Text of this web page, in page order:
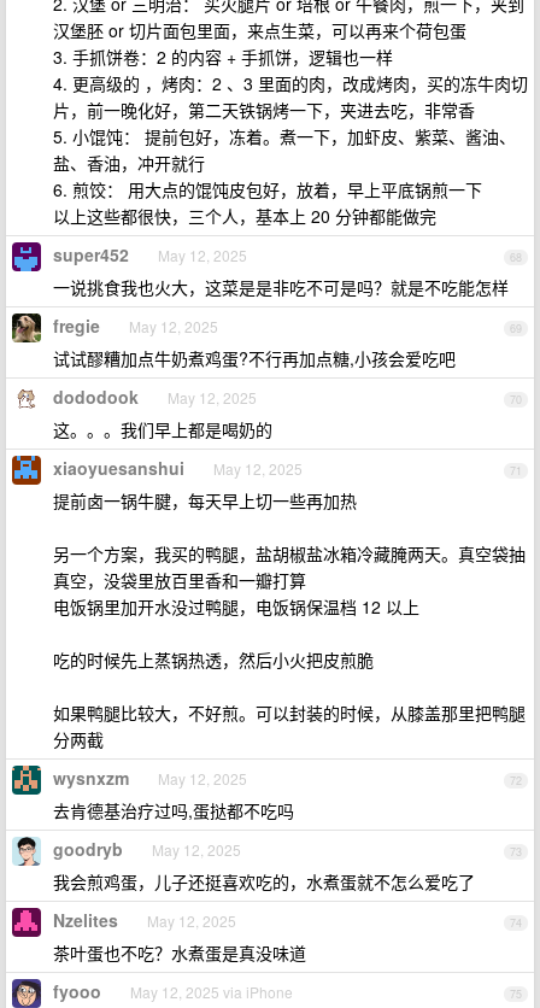
汉堡胚 or 切片面包里面，来点生菜，可以再来个荷包蛋
3. 手抓饼卷：2 的内容 + 手抓饼，逻辑也一样
4. 更高级的 ，烤肉：2 、3 里面的肉，改成烤肉，买的冻牛肉切
片，前一晚化好，第二天铁锅烤一下，夹进去吃，非常香
5. 小馄饨： 提前包好，冻着。煮一下，加虾皮、紫菜、酱油、
盐、香油，冲开就行
6. 煎饺： 用大点的馄饨皮包好，放着，早上平底锅煎一下
以上这些都很快，三个人，基本上 20 分钟都能做完
68
super452 May 12, 2025
一说挑食我也火大，这菜是是非吃不可是吗？就是不吃能怎样
69
fregie May 12, 2025
试试醪糟加点牛奶煮鸡蛋?不行再加点糖,小孩会爱吃吧
70
dododook May 12, 2025
这。。。我们早上都是喝奶的
71
xiaoyuesanshui May 12, 2025
提前卤一锅牛腱，每天早上切一些再加热
另一个方案，我买的鸭腿，盐胡椒盐冰箱冷藏腌两天。真空袋抽
真空，没袋里放百里香和一瓣打算
电饭锅里加开水没过鸭腿，电饭锅保温档 12 以上
吃的时候先上蒸锅热透，然后小火把皮煎脆
如果鸭腿比较大，不好煎。可以封装的时候，从膝盖那里把鸭腿
分两截
72
wysnxzm May 12, 2025
去肯德基治疗过吗,蛋挞都不吃吗
73
goodryb May 12, 2025
我会煎鸡蛋，儿子还挺喜欢吃的，水煮蛋就不怎么爱吃了
74
Nzelites May 12, 2025
茶叶蛋也不吃？水煮蛋是真没味道
75
fyooo May 12, 2025 via iPhone